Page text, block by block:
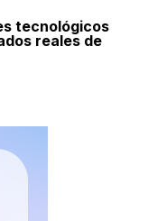
tecnológicos
reales de